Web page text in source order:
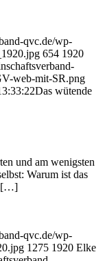
qvc.de/wp-
654 1920
web-mit-SR.png
Das wütende
und am wenigsten
Warum ist das
[…]
qvc.de/wp-
1275 1920 Elke